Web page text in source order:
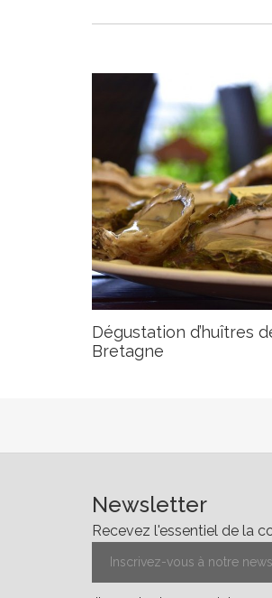
Dégustation d’huîtres
Bretagne
Newsletter
Recevez l'essentiel de la